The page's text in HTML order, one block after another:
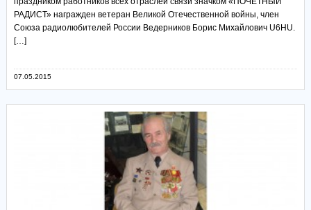
РАДИСТ» награжден ветеран Великой Отечественной войны, член
Союза радиолюбителей России Ведерников Борис Михайлович U6HU.
[…]
07.05.2015